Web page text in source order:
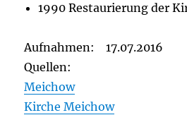
1990 Restaurierung der
Aufnahmen: 17.07.2016
Quellen:
Meichow
Kirche Meichow